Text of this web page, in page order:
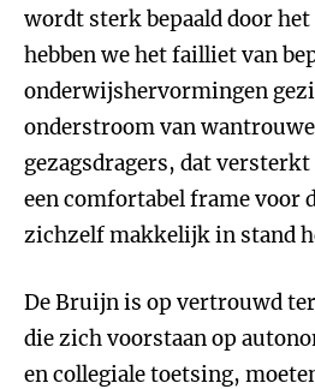
wordt sterk bepaald door
hebben we het failliet van
onderwijshervormingen
onderstroom van
gezagsdragers, dat versterkt
een comfortabel frame voor
zichzelf makkelijk in stand
De Bruijn is op vertrouwd
die zich voorstaan op
en collegiale toetsing,